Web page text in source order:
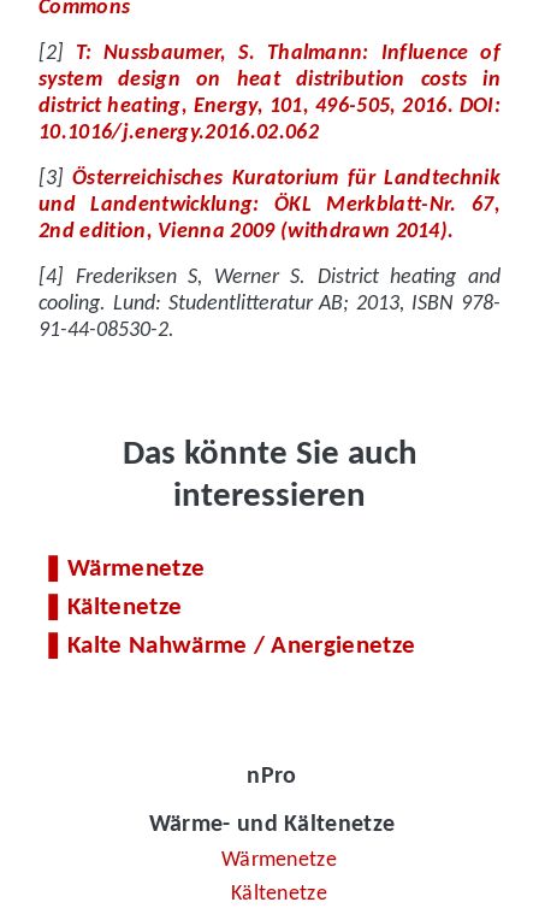
nPro
Wärme- und Kältenetze
Wärmenetze
Kältenetze
Commons
T: Nussbaumer, S. Thalmann: Influence of
system design on heat distribution costs in
district heating, Energy, 101, 496-505, 2016. DOI:
10.1016/j.energy.2016.02.062
Österreichisches Kuratorium für Landtechnik
und Landentwicklung: ÖKL Merkblatt-Nr. 67,
2nd edition, Vienna 2009 (withdrawn 2014).
Frederiksen S, Werner S. District heating and
cooling. Lund: Studentlitteratur AB; 2013, ISBN 978-
91-44-08530-2.
Das könnte Sie auch
interessieren
Wärmenetze
Kältenetze
Kalte Nahwärme / Anergienetze